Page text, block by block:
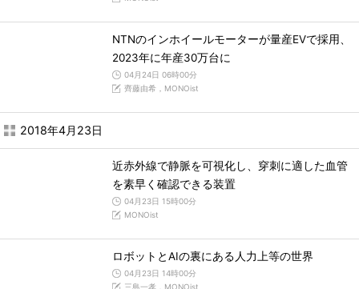
NTNのインホイールモーターが量産EVで採用、
2023年に年産30万台に
04月24日 06時00分
齊藤由希，MONOist
2018年4月23日
近赤外線で静脈を可視化し、穿刺に適した血管
を素早く確認できる装置
04月23日 15時00分
MONOist
ロボットとAIの裏にある人力上等の世界
04月23日 14時00分
三島一孝，MONOist